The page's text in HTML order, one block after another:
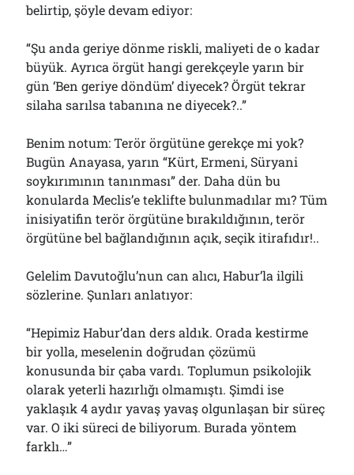
belirtip, şöyle devam ediyor:
“Şu anda geriye dönme riskli, maliyeti de o kadar
büyük. Ayrıca örgüt hangi gerekçeyle yarın bir
gün ‘Ben geriye döndüm’ diyecek? Örgüt tekrar
silaha sarılsa tabanına ne diyecek?..”
Benim notum: Terör örgütüne gerekçe mi yok?
Bugün Anayasa, yarın “Kürt, Ermeni, Süryani
soykırımının tanınması” der. Daha dün bu
konularda Meclis’e teklifte bulunmadılar mı? Tüm
inisiyatifin terör örgütüne bırakıldığının, terör
örgütüne bel bağlandığının açık, seçik itirafıdır!..
Gelelim Davutoğlu’nun can alıcı, Habur’la ilgili
sözlerine. Şunları anlatıyor:
“Hepimiz Habur’dan ders aldık. Orada kestirme
bir yolla, meselenin doğrudan çözümü
konusunda bir çaba vardı. Toplumun psikolojik
olarak yeterli hazırlığı olmamıştı. Şimdi ise
yaklaşık 4 aydır yavaş yavaş olgunlaşan bir süreç
var. O iki süreci de biliyorum. Burada yöntem
farklı…”